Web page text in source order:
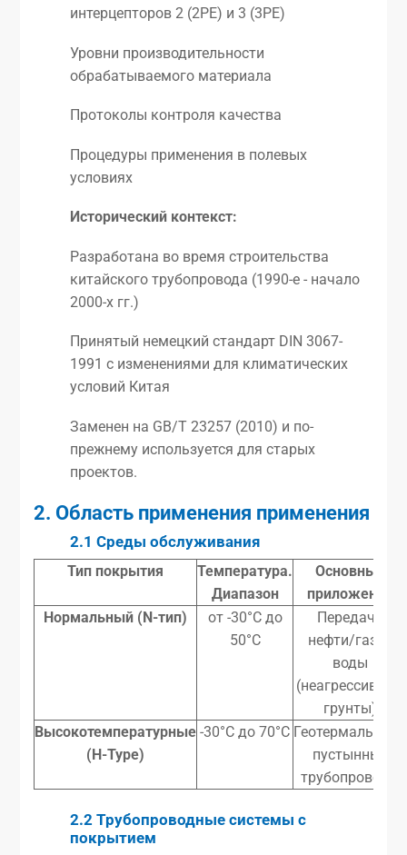
интерцепторов 2 (2PE) и 3 (3PE)
Уровни производительности
обрабатываемого материала
Протоколы контроля качества
Процедуры применения в полевых
условиях
Исторический контекст:
Разработана во время строительства
китайского трубопровода (1990-е - начало
2000-х гг.)
Принятый немецкий стандарт DIN 3067-
1991 с изменениями для климатических
условий Китая
Заменен на GB/T 23257 (2010) и по-
прежнему используется для старых
проектов.
2. Область применения применения
2.1 Среды обслуживания
Тип покрытия
Температура.
Диапазон
Основные
приложения
Нормальный (N-тип)
от -30°C до
50°C
Передача
нефти/газа/
воды
(неагрессивные
грунты)
Высокотемпературные
(H-Type)
-30°C до 70°C Геотермальные/
пустынные
трубопроводы
2.2 Трубопроводные системы с
покрытием